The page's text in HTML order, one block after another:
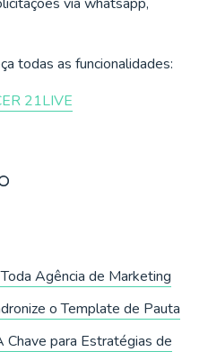
todas as funcionalidades:
21LIVE
Agência de Marketing
o Template de Pauta
Chave para Estratégias de